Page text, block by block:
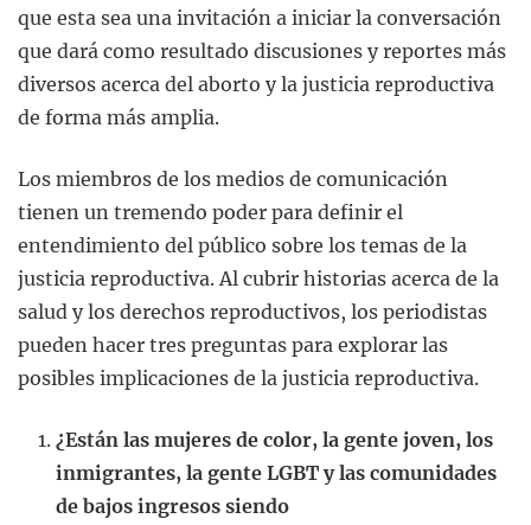
que esta sea una invitación a iniciar la conversación
que dará como resultado discusiones y reportes más
diversos acerca del aborto y la justicia reproductiva
de forma más amplia.
Los miembros de los medios de comunicación
tienen un tremendo poder para definir el
entendimiento del público sobre los temas de la
justicia reproductiva. Al cubrir historias acerca de la
salud y los derechos reproductivos, los periodistas
pueden hacer tres preguntas para explorar las
posibles implicaciones de la justicia reproductiva.
¿Están las mujeres de color, la gente joven, los
inmigrantes, la gente LGBT y las comunidades
de bajos ingresos siendo